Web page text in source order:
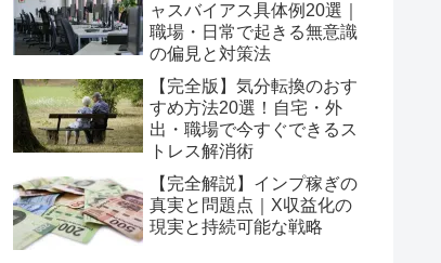
ャスバイアス具体例20選｜
職場・日常で起きる無意識
の偏見と対策法
【完全版】気分転換のおす
すめ方法20選！自宅・外
出・職場で今すぐできるス
トレス解消術
【完全解説】インプ稼ぎの
真実と問題点｜X収益化の
現実と持続可能な戦略